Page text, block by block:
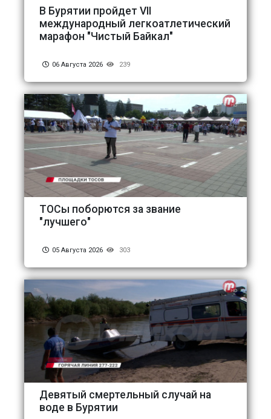
В Бурятии пройдет VII
международный легкоатлетический
марафон "Чистый Байкал"
06 Августа 2026 239
ТОСы поборются за звание
"лучшего"
05 Августа 2026 303
Девятый смертельный случай на
воде в Бурятии